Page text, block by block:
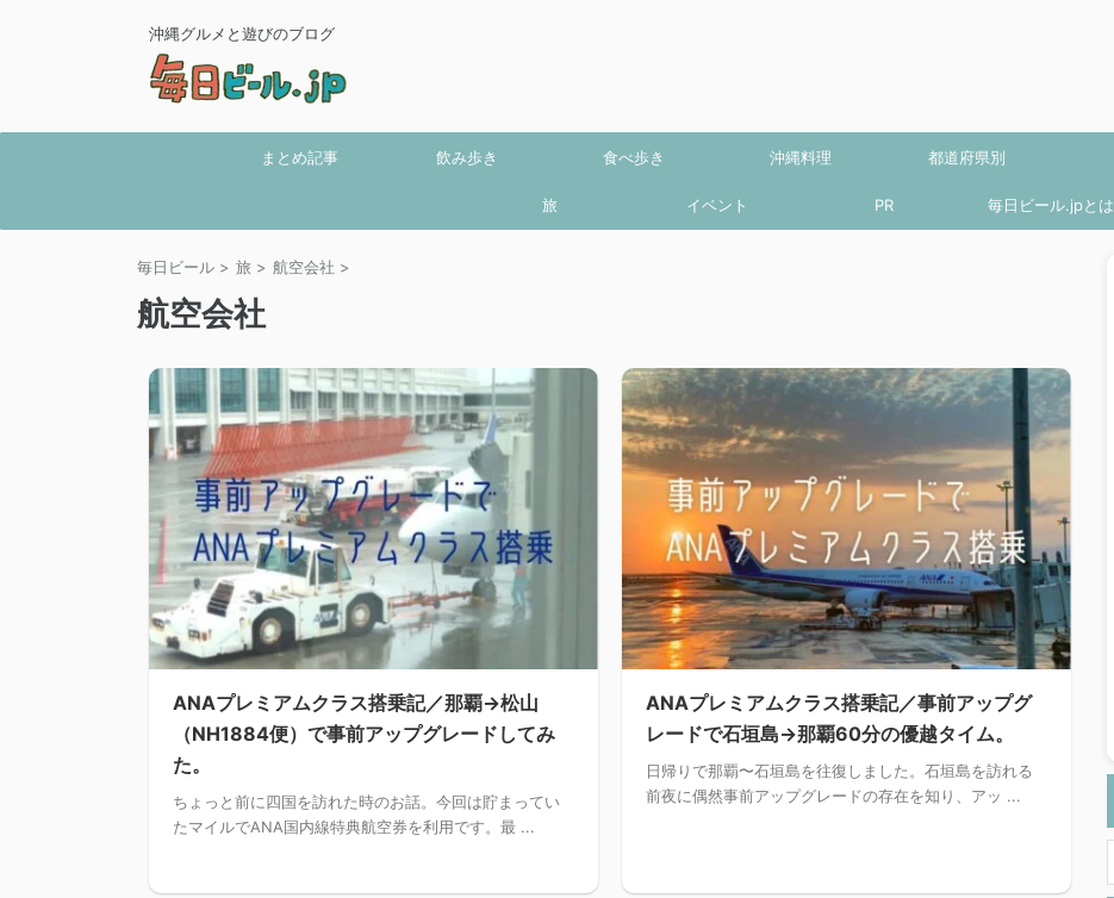
沖縄グルメと遊びのブログ
まとめ記事 飲み歩き 食べ歩き 沖縄料理 都道府県別
旅 イベント PR 毎日ビール.jpとは
毎日ビール > 旅 > 航空会社 >
航空会社
ANAプレミアムクラス搭乗記／那覇→松山
（NH1884便）で事前アップグレードしてみ
た。
ちょっと前に四国を訪れた時のお話。今回は貯まってい
たマイルでANA国内線特典航空券を利用です。最 ...
ANAプレミアムクラス搭乗記／事前アップグ
レードで石垣島→那覇60分の優越タイム。
日帰りで那覇〜石垣島を往復しました。石垣島を訪れる
前夜に偶然事前アップグレードの存在を知り、アッ ...